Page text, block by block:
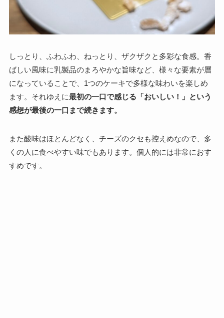
しっとり、ふわふわ、ねっとり、ザクザクと多彩な食感。香
ばしい風味に乳製品のまろやかな旨味など、様々な要素が層
になっていることで、1つのケーキで多様な味わいを楽しめ
ます。それゆえに最初の一口で感じる「おいしい！」という
感想が最後の一口まで続きます。
また酸味はほとんどなく、チーズのクセも控えめなので、多
くの人に食べやすい味でもあります。個人的には非常におす
すめです。